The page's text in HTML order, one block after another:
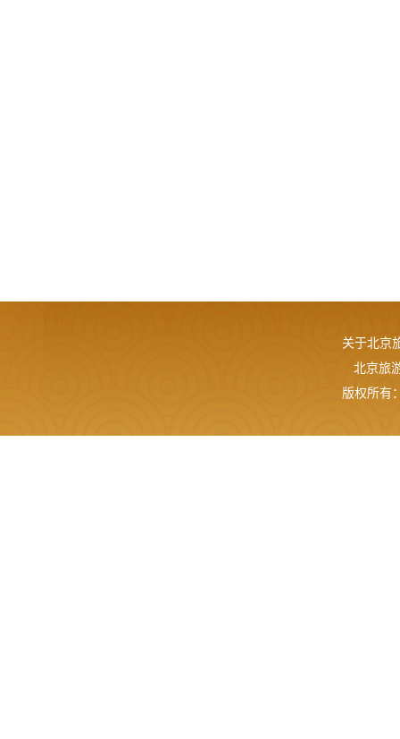
关于北京
北京旅
版权所有